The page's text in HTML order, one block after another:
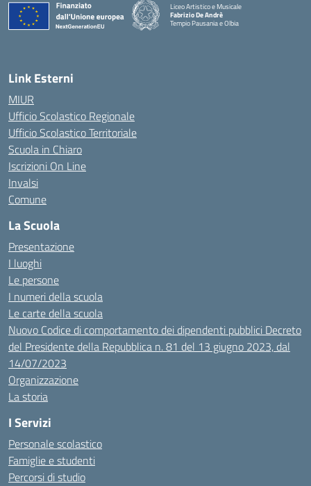
Liceo Artistico e Musicale
Fabrizio De Andrè
Tempio Pausania e Olbia
— Visita la pagina iniziale della scuola
Link Esterni
MIUR
Ufficio Scolastico Regionale
Ufficio Scolastico Territoriale
Scuola in Chiaro
Iscrizioni On Line
Invalsi
Comune
La Scuola
Presentazione
I luoghi
Le persone
I numeri della scuola
Le carte della scuola
Nuovo Codice di comportamento dei dipendenti pubblici Decreto
del Presidente della Repubblica n. 81 del 13 giugno 2023, dal
14/07/2023
Organizzazione
La storia
I Servizi
Personale scolastico
Famiglie e studenti
Percorsi di studio